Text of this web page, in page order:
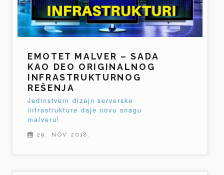
EMOTET MALVER – SADA
KAO DEO ORIGINALNOG
INFRASTRUKTURNOG
REŠENJA
Jedinstveni dizajn serverske
infrastrukture daje novu snagu
malveru!
29. NOV 2018.